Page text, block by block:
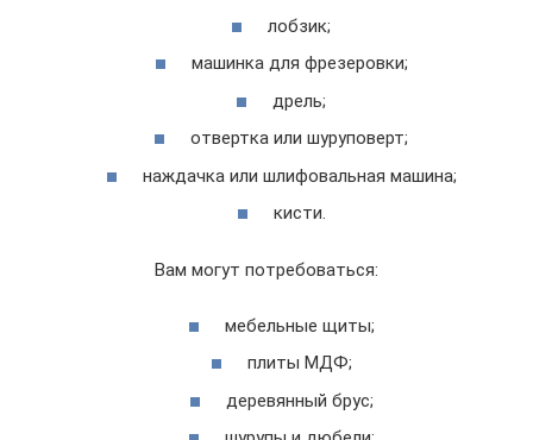
лобзик;
машинка для фрезеровки;
дрель;
отвертка или шуруповерт;
наждачка или шлифовальная машина;
кисти.
Вам могут потребоваться:
мебельные щиты;
плиты МДФ;
деревянный брус;